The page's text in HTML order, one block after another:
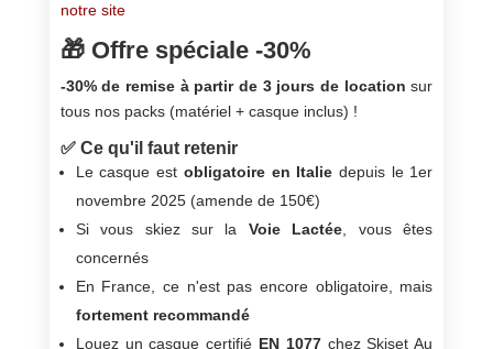
notre site
🎁 Offre spéciale -30%
-30% de remise à partir de 3 jours de location sur
tous nos packs (matériel + casque inclus) !
✅ Ce qu'il faut retenir
Le casque est obligatoire en Italie depuis le 1er
novembre 2025 (amende de 150€)
Si vous skiez sur la Voie Lactée, vous êtes
concernés
En France, ce n'est pas encore obligatoire, mais
fortement recommandé
Louez un casque certifié EN 1077chez Skiset Au